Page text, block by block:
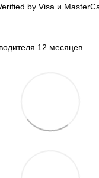
by Visa и
12 месяцев